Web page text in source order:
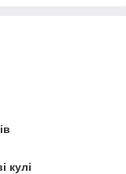
кулі